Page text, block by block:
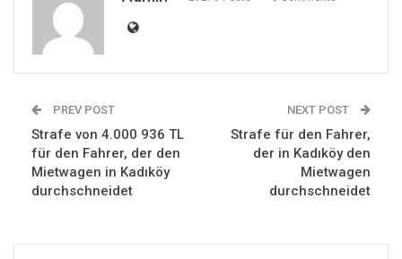
PREV POST
Strafe von 4.000 936 TL
für den Fahrer, der den
Mietwagen in Kadıköy
durchschneidet
NEXT POST
Strafe für den Fahrer,
der in Kadıköy den
Mietwagen
durchschneidet